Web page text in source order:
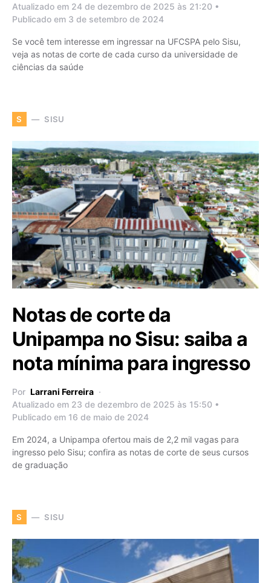
Atualizado em 24 de dezembro de 2025 às 21:20 •
Publicado em 3 de setembro de 2024
Se você tem interesse em ingressar na UFCSPA pelo Sisu,
veja as notas de corte de cada curso da universidade de
ciências da saúde
S SISU
Notas de corte da
Unipampa no Sisu: saiba a
nota mínima para ingresso
Por Larrani Ferreira
Atualizado em 23 de dezembro de 2025 às 15:50 •
Publicado em 16 de maio de 2024
Em 2024, a Unipampa ofertou mais de 2,2 mil vagas para
ingresso pelo Sisu; confira as notas de corte de seus cursos
de graduação
S SISU